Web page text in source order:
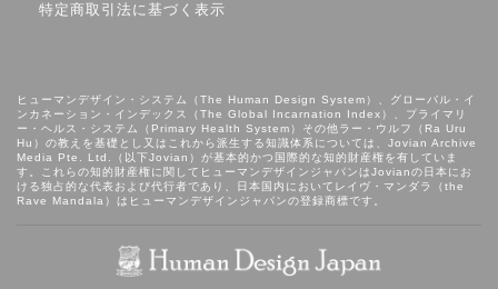
特定商取引法に基づく表示
ヒューマンデザイン・システム（The Human Design System）、グローバル・イ
ンカネーション・インデックス（The Global Incarnation Index）、プライマリ
ー・ヘルス・システム（Primary Health System）その他ラー・ウルフ（Ra Uru
Hu）の教えを基礎とし⼜はこれから派⽣する知識体系については、Jovian Archive
Media Pte. Ltd.（以下Jovian）が基本的かつ国際的な知的財産権を有していま
す。これらの知的財産権に関してヒューマンデザインジャパンはJovianの日本にお
ける独占的な代表および代行者であり、日本国内においてレイヴ・マンダラ（the
Rave Mandala）はヒューマンデザインジャパンの登録商標です。